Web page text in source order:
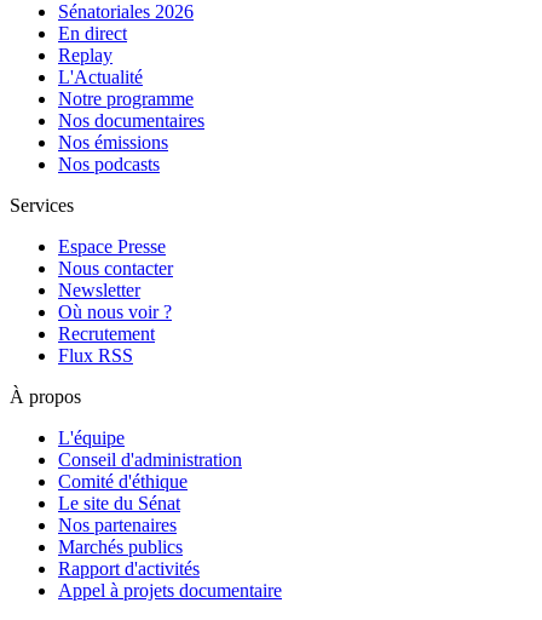
Sénatoriales 2026
En direct
Replay
L'Actualité
Notre programme
Nos documentaires
Nos émissions
Nos podcasts
Services
Espace Presse
Nous contacter
Newsletter
Où nous voir ?
Recrutement
Flux RSS
À propos
L'équipe
Conseil d'administration
Comité d'éthique
Le site du Sénat
Nos partenaires
Marchés publics
Rapport d'activités
Appel à projets documentaire